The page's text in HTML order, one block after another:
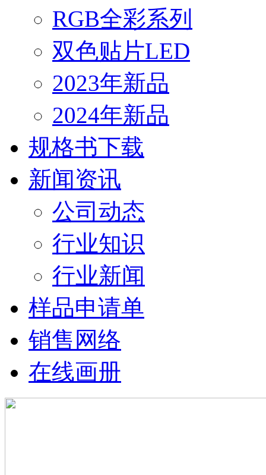
RGB全彩系列
双色贴片LED
2023年新品
2024年新品
规格书下载
新闻资讯
公司动态
行业知识
行业新闻
样品申请单
销售网络
在线画册